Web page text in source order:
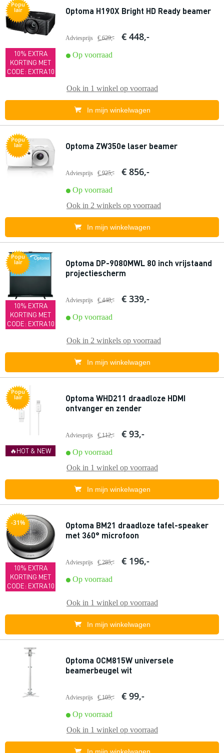
Popu
lair
10% EXTRA
KORTING MET
CODE: EXTRA10
Optoma H190X Bright HD Ready beamer
Adviesprijs € 629,- € 448,-
Op voorraad
Ook in 1 winkel op voorraad
In mijn winkelwagen
Popu
lair Optoma ZW350e laser beamer
Adviesprijs € 925,- € 856,-
Op voorraad
Ook in 2 winkels op voorraad
In mijn winkelwagen
Popu
lair
10% EXTRA
KORTING MET
CODE: EXTRA10
Optoma DP-9080MWL 80 inch vrijstaand
projectiescherm
Adviesprijs € 448,- € 339,-
Op voorraad
Ook in 2 winkels op voorraad
In mijn winkelwagen
Popu
lair
🔥HOT & NEW
Optoma WHD211 draadloze HDMI
ontvanger en zender
Adviesprijs € 112,- € 93,-
Op voorraad
Ook in 1 winkel op voorraad
In mijn winkelwagen
-31%
10% EXTRA
KORTING MET
CODE: EXTRA10
Optoma BM21 draadloze tafel-speaker
met 360° microfoon
Adviesprijs € 285,- € 196,-
Op voorraad
Ook in 1 winkel op voorraad
In mijn winkelwagen
Optoma OCM815W universele
beamerbeugel wit
Adviesprijs € 105,- € 99,-
Op voorraad
Ook in 1 winkel op voorraad